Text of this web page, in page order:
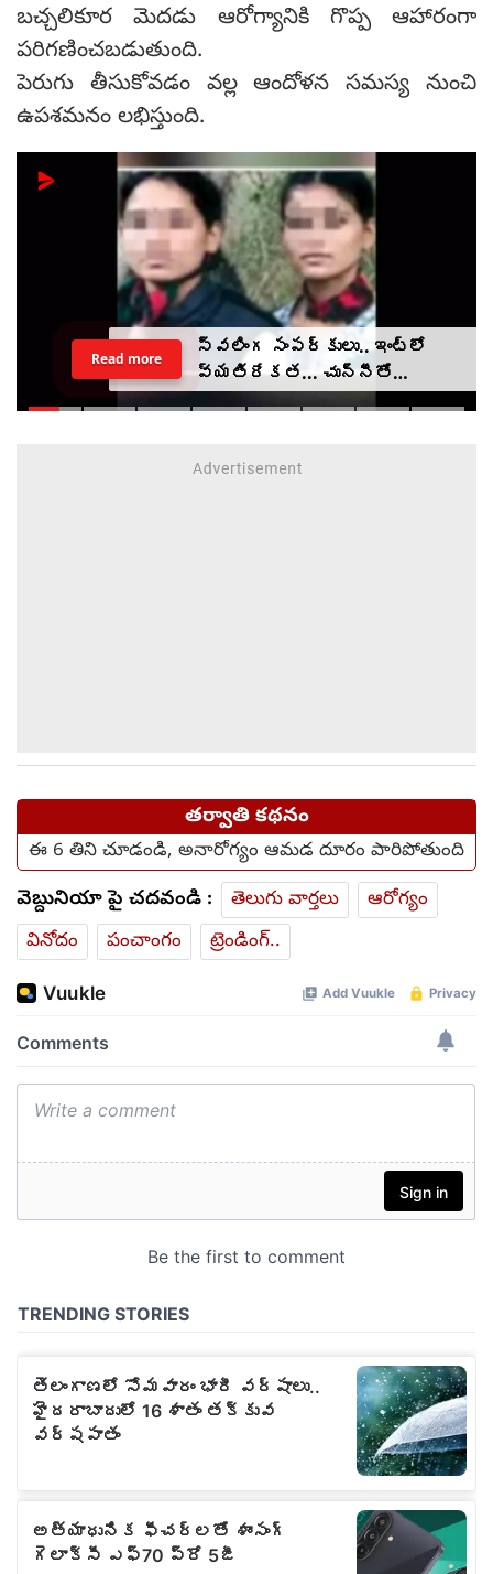
బచ్చలికూర మెదడు ఆరోగ్యానికి గొప్ప ఆహారంగా
పరిగణించబడుతుంది.
పెరుగు తీసుకోవడం వల్ల ఆందోళన సమస్య నుంచి
ఉపశమనం లభిస్తుంది.
స్వలింగ సంపర్కులు.. ఇంట్లో
వ్యతిరేకత... చున్నీతో
ఉరేసుకుని ఆత్మహత్య
Read more
తర్వాతి కథనం
ఈ 6 తిని చూడండి, అనారోగ్యం ఆమడ దూరం పారిపోతుంది
వెబ్దునియా పై చదవండి : తెలుగు వార్తలు
ఆరోగ్యం
వినోదం
పంచాంగం ట్రెండింగ్..